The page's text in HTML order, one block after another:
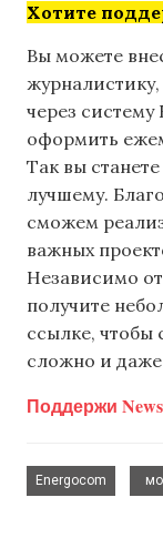
Хотите
Вы можете
через
оформить
Так вы
лучшему.
сможем
важных
Независимо
получите
ссылке, чтобы
сложно и
Поддержи
Energocom